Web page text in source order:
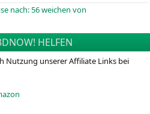
nach: 56 weichen von
HELFEN
Nutzung unserer Affiliate Links bei